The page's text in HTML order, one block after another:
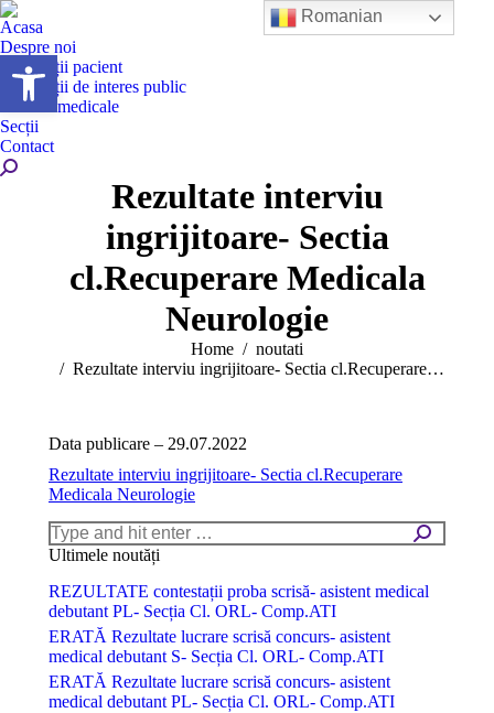
Deschide bara de unelte
Acasa
Despre noi
Informații pacient
Informații de interes public
Servicii medicale
Secții
Contact
Search:
Rezultate interviu
ingrijitoare- Sectia
cl.Recuperare Medicala
Neurologie
Home
noutati
Rezultate interviu ingrijitoare- Sectia cl.Recuperare…
Data publicare – 29.07.2022
Rezultate interviu ingrijitoare- Sectia cl.Recuperare
Medicala Neurologie
Search:
Ultimele noutăți
REZULTATE contestații proba scrisă- asistent medical
debutant PL- Secția Cl. ORL- Comp.ATI
ERATĂ Rezultate lucrare scrisă concurs- asistent
medical debutant S- Secția Cl. ORL- Comp.ATI
ERATĂ Rezultate lucrare scrisă concurs- asistent
medical debutant PL- Secția Cl. ORL- Comp.ATI
Romanian